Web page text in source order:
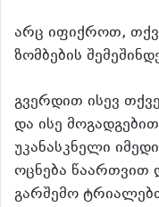
არც იფიქროთ,
ზომბების
გვერდით ისევ
და ისე
უკანასკნელი
ოცნება
გარშემო